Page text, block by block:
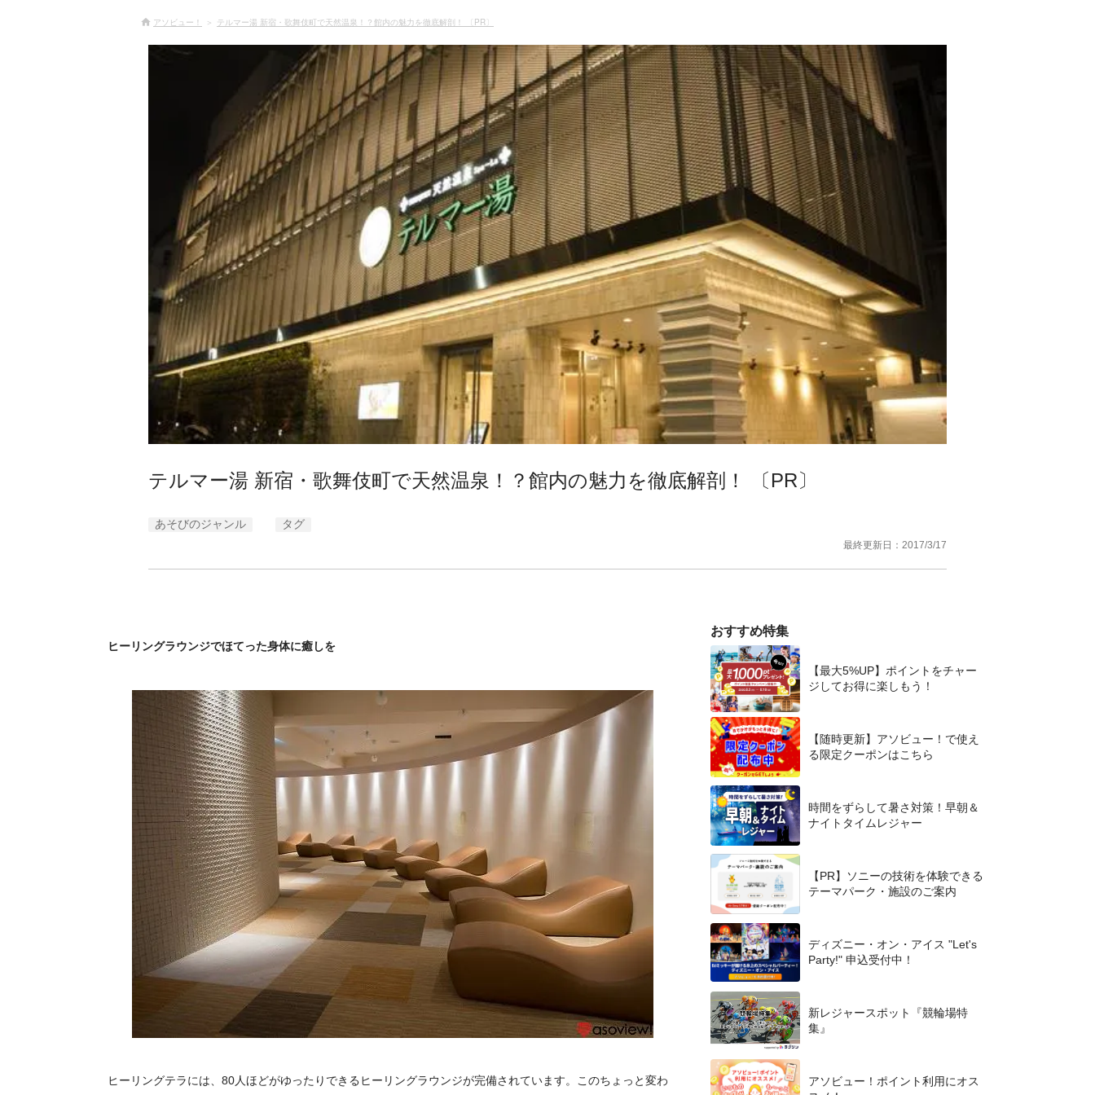
アソビュー！ テルマー湯 新宿・歌舞伎町で天然温泉！？館内の魅力を徹底解剖！ 〔PR〕
テルマー湯 新宿・歌舞伎町で天然温泉！？館内の魅力を徹底解剖！ 〔PR〕
あそびのジャンル タグ
最終更新日： 2017/3/17
ヒーリングラウンジでほてった身体に癒しを
ヒーリングテラには、80人ほどがゆったりできるヒーリングラウンジが完備されています。このちょっと変わ
おすすめ特集
【最大5%UP】ポイントをチャー
ジしてお得に楽しもう！
【随時更新】アソビュー！で使え
る限定クーポンはこちら
時間をずらして暑さ対策！早朝＆
ナイトタイムレジャー
【PR】ソニーの技術を体験できる
テーマパーク・施設のご案内
ディズニー・オン・アイス "Let's
Party!" 申込受付中！
新レジャースポット『競輪場特
集』
アソビュー！ポイント利用にオス